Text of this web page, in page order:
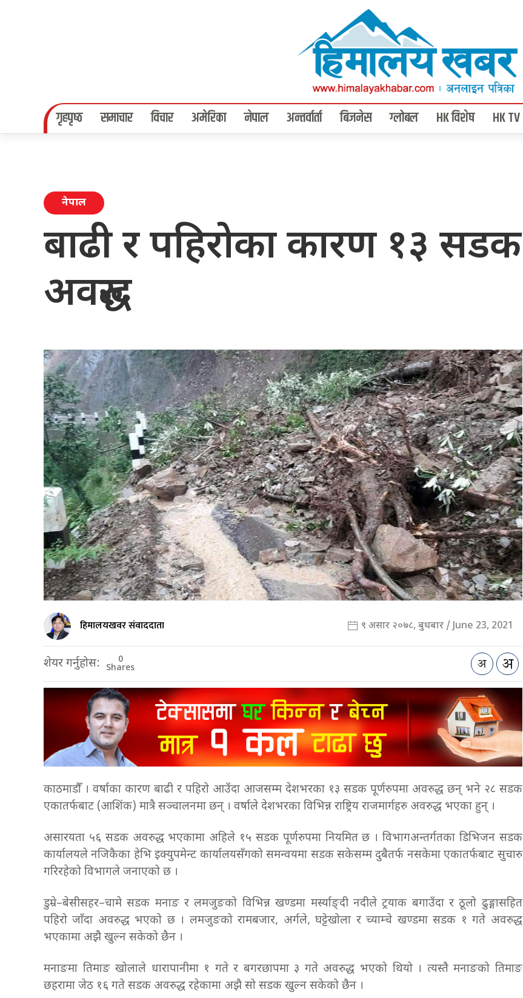
गृहपृष्‍ठ समाचार विचार अमेरिका नेपाल अन्तर्वार्ता बिजनेस ग्लोबल HK विशेष HK TV
नेपाल
बाढी र पहिरोका कारण १३ सडक
अवरुद्ध
हिमालयखवर संवाददाता ९ असार २०७८, बुधबार / June 23, 2021
शेयर गर्नुहोस: 0
Shares
काठमाडौँ । वर्षाका कारण बाढी र पहिरो आउँदा आजसम्म देशभरका १३ सडक पूर्णरुपमा अवरुद्ध छन् भने २८ सडक
एकातर्फबाट (आशिंक) मात्रै सञ्चालनमा छन् । वर्षाले देशभरका विभिन्न राष्ट्रिय राजमार्गहरु अवरुद्ध भएका हुन् ।
असारयता ५६ सडक अवरुद्ध भएकामा अहिले १५ सडक पूर्णरुपमा नियमित छ । विभागअन्तर्गतका डिभिजन सडक
कार्यालयले नजिकैका हेभि इक्युपमेन्ट कार्यालयसँगको समन्वयमा सडक सकेसम्म दुबैतर्फ नसकेमा एकातर्फबाट सुचारु
गरिरहेको विभागले जनाएको छ ।
डुम्रे–बेसीसहर–चामे सडक मनाङ र लमजुङको विभिन्न खण्डमा मर्स्याङ्दी नदीले ट्रयाक बगाउँदा र ठूलो ढुङ्गासहित
पहिरो जाँदा अवरुद्ध भएको छ । लमजुङको रामबजार, अर्गले, घट्टेखोला र च्याम्चे खण्डमा सडक १ गते अवरुद्ध
भएकामा अझै खुल्न सकेको छैन ।
मनाङमा तिमाङ खोलाले धारापानीमा १ गते र बगरछापमा ३ गते अवरुद्ध भएको थियो । त्यस्तै मनाङको तिमाङ
छहरामा जेठ १६ गते सडक अवरुद्ध रहेकामा अझै सो सडक खुल्न सकेको छैन ।